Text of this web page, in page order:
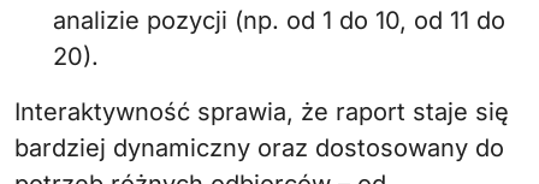
analizie pozycji (np. od 1 do 10, od 11 do
20).
Interaktywność sprawia, że raport staje się
bardziej dynamiczny oraz dostosowany do